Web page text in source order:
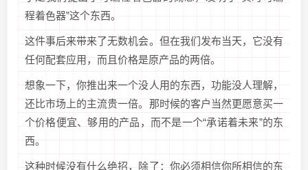
程着色器”这个东西。
这件事后来带来了无数机会。但在我们发布当天，它没有
任何配套应用，而且价格是原产品的两倍。
想象一下，你推出来一个没人用的东西，功能没人理解，
还比市场上的主流贵一倍。那时候的客户当然更愿意买一
个价格便宜、够用的产品，而不是一个“承诺着未来”的东
西。
这种时候没有什么绝招，除了：你必须相信你所相信的东